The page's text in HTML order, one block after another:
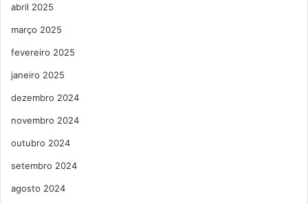
abril 2025
março 2025
fevereiro 2025
janeiro 2025
dezembro 2024
novembro 2024
outubro 2024
setembro 2024
agosto 2024